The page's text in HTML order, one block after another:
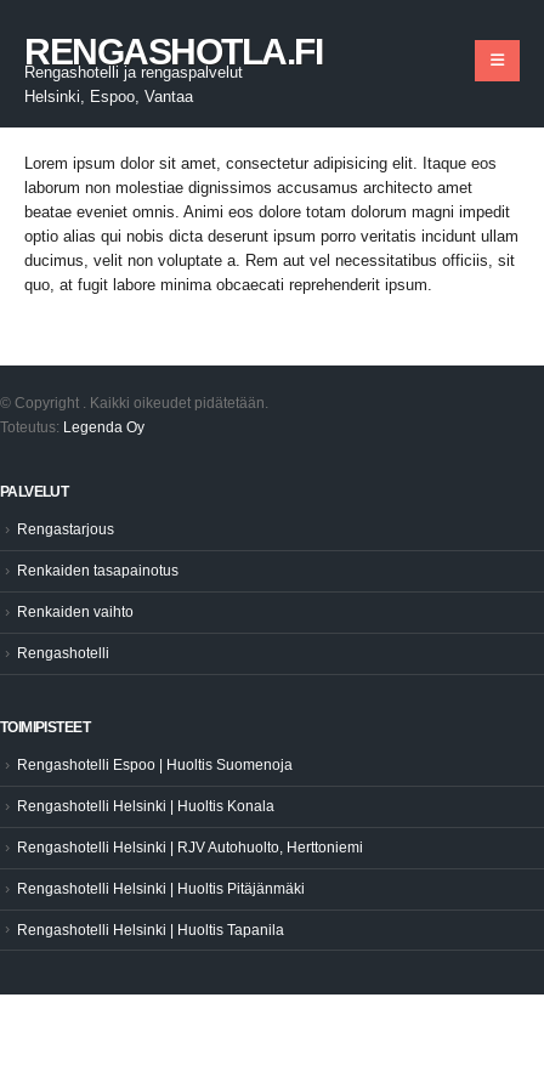
RENGASHOTLA.FI
Rengashotelli ja rengaspalvelut
Helsinki, Espoo, Vantaa
Lorem ipsum dolor sit amet, consectetur adipisicing elit. Itaque eos
laborum non molestiae dignissimos accusamus architecto amet
beatae eveniet omnis. Animi eos dolore totam dolorum magni impedit
optio alias qui nobis dicta deserunt ipsum porro veritatis incidunt ullam
ducimus, velit non voluptate a. Rem aut vel necessitatibus officiis, sit
quo, at fugit labore minima obcaecati reprehenderit ipsum.
© Copyright
. Kaikki oikeudet pidätetään.
Toteutus:
Legenda Oy
PALVELUT
Rengastarjous
Renkaiden tasapainotus
Renkaiden vaihto
Rengashotelli
TOIMIPISTEET
Rengashotelli Espoo | Huoltis Suomenoja
Rengashotelli Helsinki | Huoltis Konala
Rengashotelli Helsinki | RJV Autohuolto, Herttoniemi
Rengashotelli Helsinki | Huoltis Pitäjänmäki
Rengashotelli Helsinki | Huoltis Tapanila